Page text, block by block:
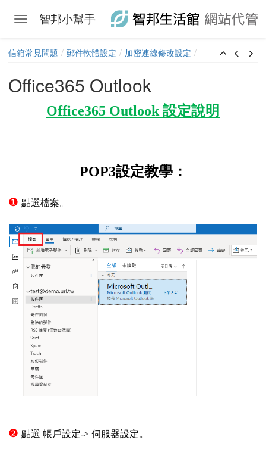
Toggle navigation
智邦小幫手
用
1.3
信箱常見問題 郵件軟體設定 加密連線修改設定
Office365 Outlook
Office365 Outlook 設定說明
POP3設定教學：
❶ 點選檔案。
❷ 點選 帳戶設定-> 伺服器設定。